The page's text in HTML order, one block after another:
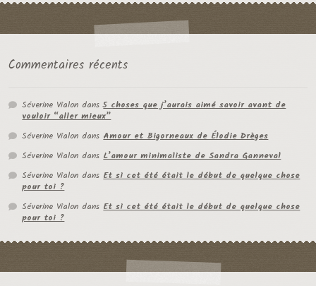
Commentaires récents
Séverine Vialon dans5 choses que j’aurais aimé savoir avant de
vouloir “aller mieux”
Séverine Vialon dansAmour et Bigorneaux de Élodie Drèges
Séverine Vialon dansL’amour minimaliste de Sandra Ganneval
Séverine Vialon dansEt si cet été était le début de quelque chose
pour toi ?
Séverine Vialon dansEt si cet été était le début de quelque chose
pour toi ?